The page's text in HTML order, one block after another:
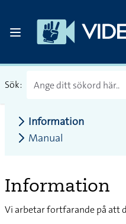
Sök:
Information
Vi arbetar fortfarande på att
Information
Manual